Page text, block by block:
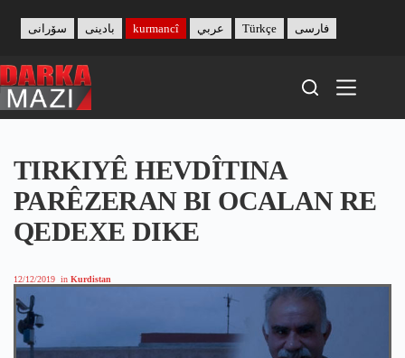
content
بادینی سۆرانی kurmancî عربي Türkçe فارسی
TIRKIYÊ HEVDÎTINA
PARÊZERAN BI OCALAN RE
QEDEXE DIKE
12/12/2019 in Kurdistan